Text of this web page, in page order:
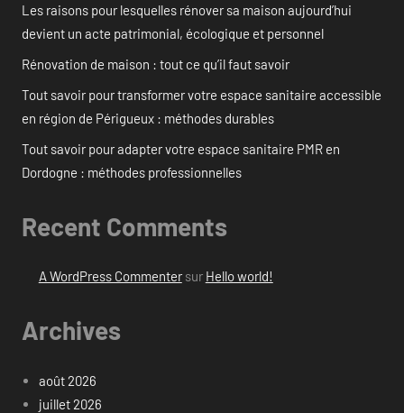
Les raisons pour lesquelles rénover sa maison aujourd’hui
devient un acte patrimonial, écologique et personnel
Rénovation de maison : tout ce qu’il faut savoir
Tout savoir pour transformer votre espace sanitaire accessible
en région de Périgueux : méthodes durables
Tout savoir pour adapter votre espace sanitaire PMR en
Dordogne : méthodes professionnelles
Recent Comments
A WordPress Commentersur Hello world!
Archives
août 2026
juillet 2026